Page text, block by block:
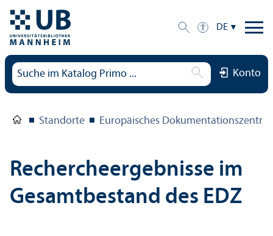
DE
Konto
Standorte Europäisches
Rechercheergebnisse im
Gesamtbestand des EDZ